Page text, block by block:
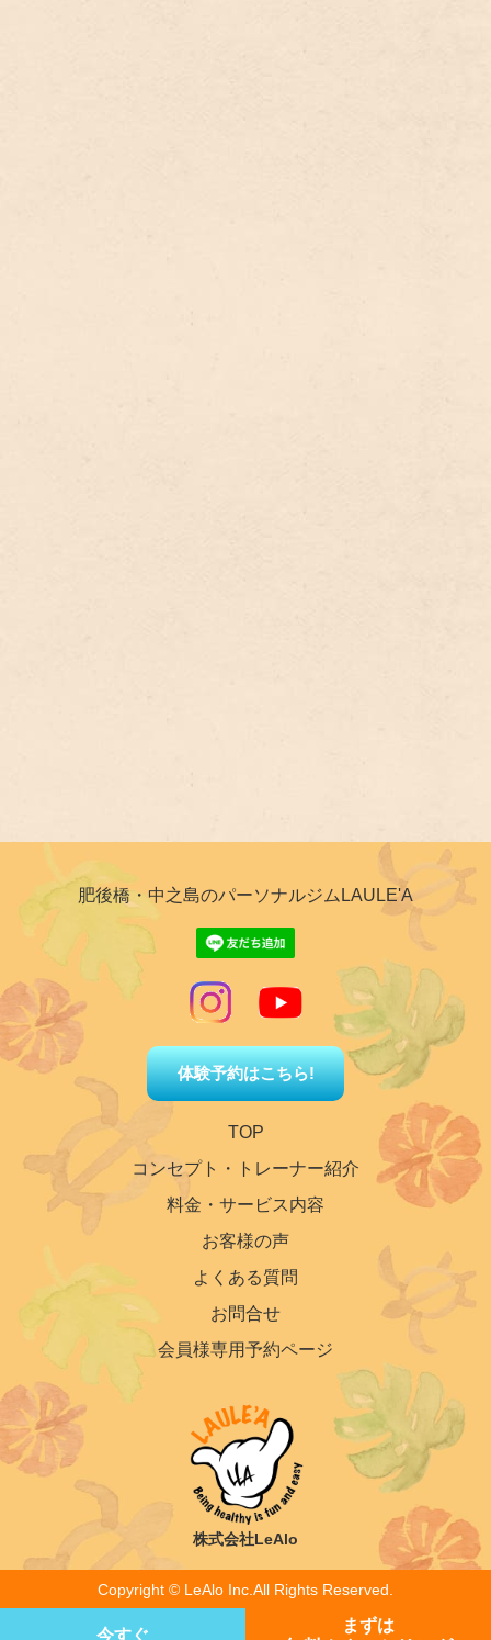
今すぐ
まずは
肥後橋・中之島のパーソナルジムLAULE'A
体験予約はこちら!
TOP
コンセプト・トレーナー紹介
料金・サービス内容
お客様の声
よくある質問
お問合せ
会員様専用予約ページ
株式会社LeAlo
Copyright ©︎ LeAlo Inc.All Rights Reserved.